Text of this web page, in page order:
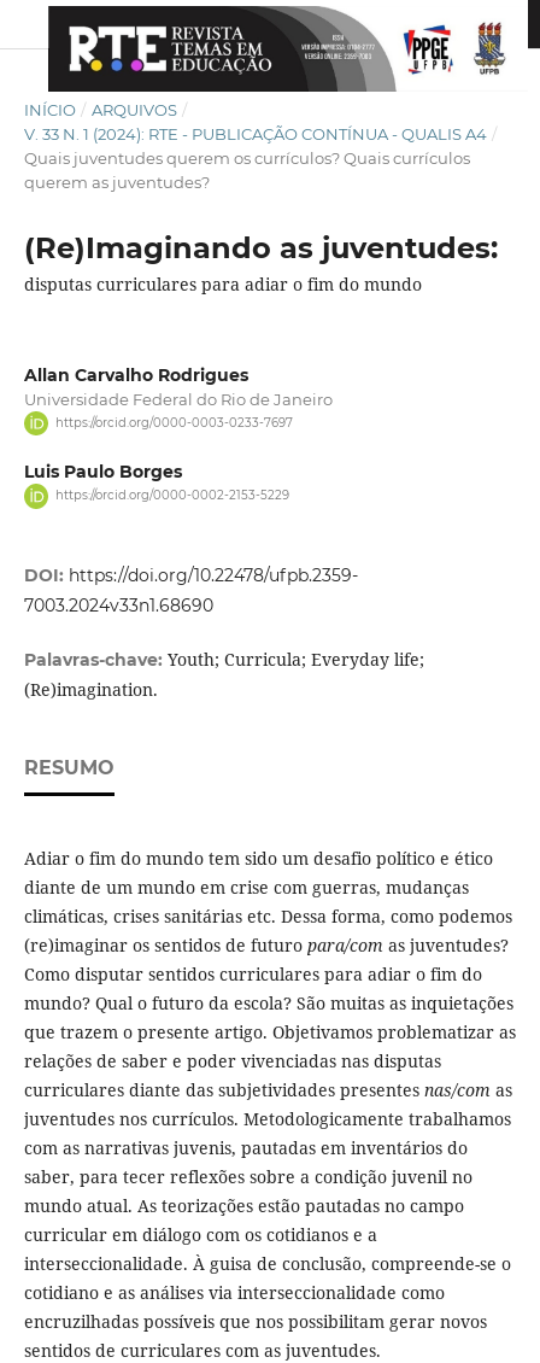
INÍCIO / ARQUIVOS /
V. 33 N. 1 (2024): RTE - PUBLICAÇÃO CONTÍNUA - QUALIS A4 /
Quais juventudes querem os currículos? Quais currículos
querem as juventudes?
(Re)Imaginando as juventudes:
disputas curriculares para adiar o fim do mundo
Allan Carvalho Rodrigues
Universidade Federal do Rio de Janeiro
https://orcid.org/0000-0003-0233-7697
Luis Paulo Borges
https://orcid.org/0000-0002-2153-5229
DOI: https://doi.org/10.22478/ufpb.2359-
7003.2024v33n1.68690
Palavras-chave: Youth; Curricula; Everyday life;
(Re)imagination.
RESUMO
Adiar o fim do mundo tem sido um desafio político e ético
diante de um mundo em crise com guerras, mudanças
climáticas, crises sanitárias etc. Dessa forma, como podemos
(re)imaginar os sentidos de futuro para/com as juventudes?
Como disputar sentidos curriculares para adiar o fim do
mundo? Qual o futuro da escola? São muitas as inquietações
que trazem o presente artigo. Objetivamos problematizar as
relações de saber e poder vivenciadas nas disputas
curriculares diante das subjetividades presentes nas/com as
juventudes nos currículos. Metodologicamente trabalhamos
com as narrativas juvenis, pautadas em inventários do
saber, para tecer reflexões sobre a condição juvenil no
mundo atual. As teorizações estão pautadas no campo
curricular em diálogo com os cotidianos e a
interseccionalidade. À guisa de conclusão, compreende-se o
cotidiano e as análises via interseccionalidade como
encruzilhadas possíveis que nos possibilitam gerar novos
sentidos de curriculares com as juventudes.